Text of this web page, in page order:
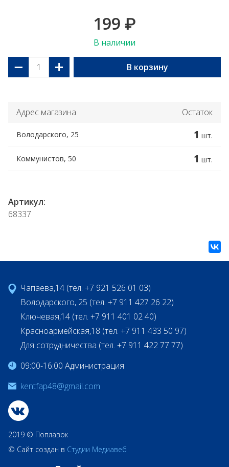
199 ₽
В наличии
− + В корзину
Адрес магазина Остаток
Володарского, 25 1 шт.
Коммунистов, 50 1 шт.
Артикул:
68337
Чапаева,14 (тел. +7 921 526 01 03)
Володарского, 25 (тел. +7 911 427 26 22)
Ключевая,14 (тел. +7 911 401 02 40)
Красноармейская,18 (тел. +7 911 433 50 97)
Для сотрудничества (тел. +7 911 422 77 77)
09:00-16:00 Администрация
kentfap48@gmail.com
2019 © Поплавок
© Сайт создан в Студии Медиавеб